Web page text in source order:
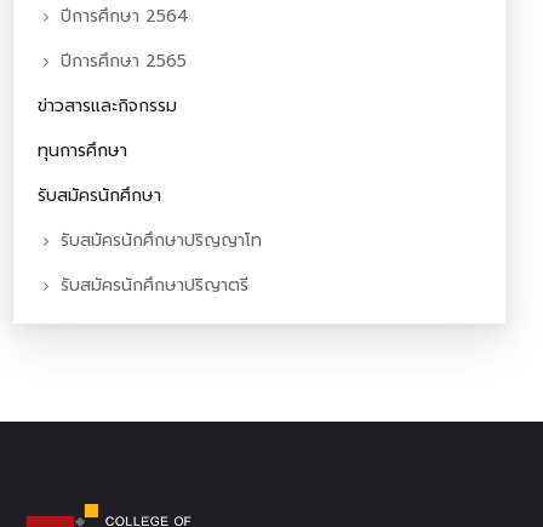
ปีการศึกษา 2564
ปีการศึกษา 2565
ข่าวสารและกิจกรรม
ทุนการศึกษา
รับสมัครนักศึกษา
รับสมัครนักศึกษาปริญญาโท
รับสมัครนักศึกษาปริญาตรี